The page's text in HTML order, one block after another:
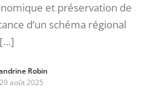
et préservation de
d’un schéma régional
[…]
Robin
29 août 2025